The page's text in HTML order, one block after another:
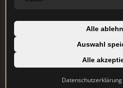
Alle
Auswahl
Alle
Datenschutzerklärung
1 immobilienscout24.de
Immobilienplattform
AVIV Germany
immowelt.de